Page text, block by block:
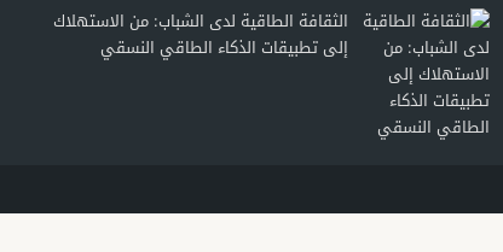
الثقافة الطاقية لدى الشباب: من الاستهلاك
إلى تطبيقات الذكاء الطاقي النسقي